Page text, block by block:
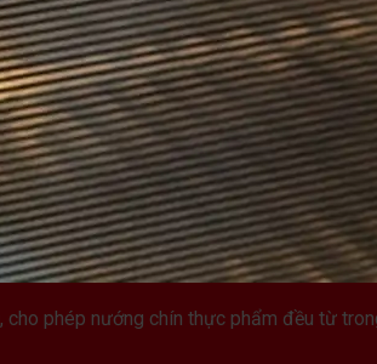
, cho phép nướng chín thực phẩm đều từ